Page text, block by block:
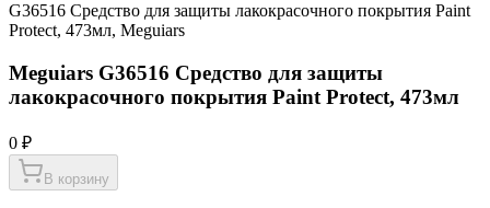
G36516 Средство для защиты лакокрасочного покрытия Paint
Protect, 473мл, Meguiars
Meguiars G36516 Средство для защиты
лакокрасочного покрытия Paint Protect, 473мл
0 ₽
В корзину